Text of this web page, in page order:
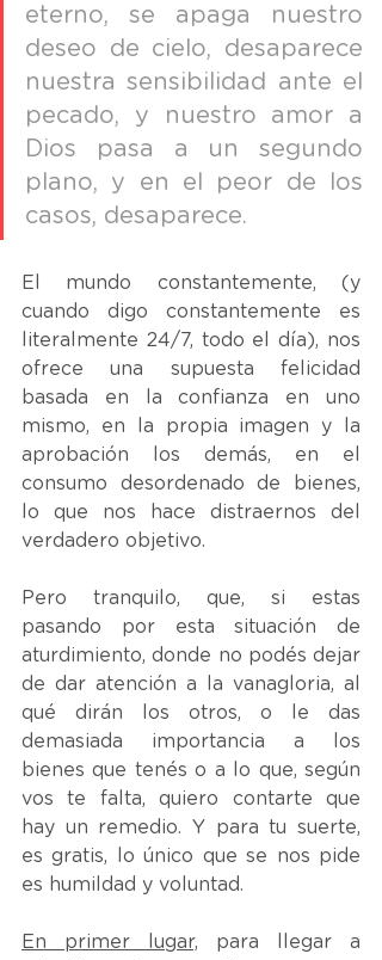
eterno, se apaga nuestro
deseo de cielo, desaparece
nuestra sensibilidad ante el
pecado, y nuestro amor a
Dios pasa a un segundo
plano, y en el peor de los
casos, desaparece.
El mundo constantemente, (y
cuando digo constantemente es
literalmente 24/7, todo el día), nos
ofrece una supuesta felicidad
basada en la confianza en uno
mismo, en la propia imagen y la
aprobación los demás, en el
consumo desordenado de bienes,
lo que nos hace distraernos del
verdadero objetivo.
Pero tranquilo, que, si estas
pasando por esta situación de
aturdimiento, donde no podés dejar
de dar atención a la vanagloria, al
qué dirán los otros, o le das
demasiada importancia a los
bienes que tenés o a lo que, según
vos te falta, quiero contarte que
hay un remedio. Y para tu suerte,
es gratis, lo único que se nos pide
es humildad y voluntad.
En primer lugar, para llegar a